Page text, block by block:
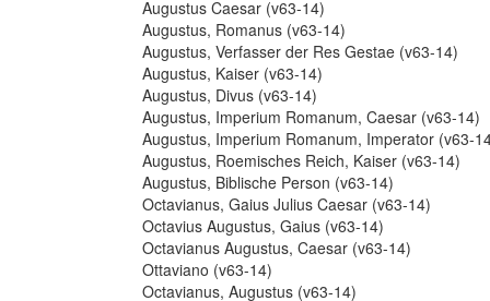
Augustus Caesar (v63-14)
Augustus, Romanus (v63-14)
Augustus, Verfasser der Res Gestae (v63-14)
Augustus, Kaiser (v63-14)
Augustus, Divus (v63-14)
Augustus, Imperium Romanum, Caesar (v63-14)
Augustus, Imperium Romanum, Imperator (v63-
Augustus, Roemisches Reich, Kaiser (v63-14)
Augustus, Biblische Person (v63-14)
Octavianus, Gaius Julius Caesar (v63-14)
Octavius Augustus, Gaius (v63-14)
Octavianus Augustus, Caesar (v63-14)
Ottaviano (v63-14)
Octavianus, Augustus (v63-14)